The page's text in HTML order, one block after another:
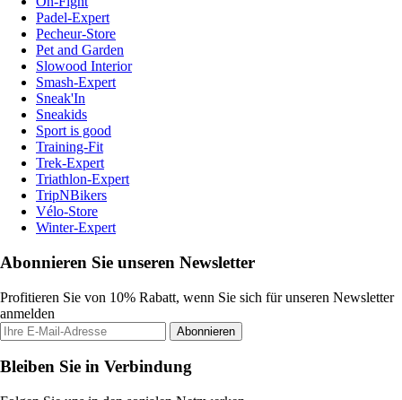
Padel-Expert
Pecheur-Store
Pet and Garden
Slowood Interior
Smash-Expert
Sneak'In
Sneakids
Sport is good
Training-Fit
Trek-Expert
Triathlon-Expert
TripNBikers
Vélo-Store
Winter-Expert
Abonnieren Sie unseren Newsletter
Profitieren Sie von 10% Rabatt, wenn Sie sich für unseren Newsletter
anmelden
Abonnieren
Bleiben Sie in Verbindung